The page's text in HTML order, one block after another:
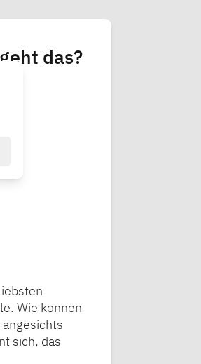
das?
Wie können
sich, das